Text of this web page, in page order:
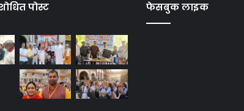
पोस्ट फेसबुक लाइक